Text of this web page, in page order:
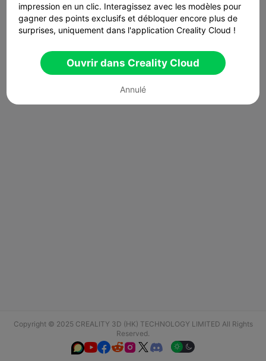
Copyright © 2025 CREALITY 3D (HK) TECHNOLOGY LIMITED All Rights
Reserved.
  
impression en un clic. Interagissez avec les modèles pour
gagner des points exclusifs et débloquer encore plus de
surprises, uniquement dans l'application Creality Cloud !
Ouvrir dans Creality Cloud
Annulé